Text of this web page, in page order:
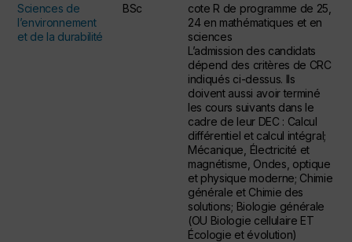
Sciences de
l’environnement
et de la durabilité
BSc
cote R de programme de 25,
24 en mathématiques et en
sciences
L’admission des candidats
dépend des critères de CRC
indiqués ci-dessus. Ils
doivent aussi avoir terminé
les cours suivants dans le
cadre de leur DEC : Calcul
différentiel et calcul intégral;
Mécanique, Électricité et
magnétisme, Ondes, optique
et physique moderne; Chimie
générale et Chimie des
solutions; Biologie générale
(OU Biologie cellulaire ET
Écologie et évolution)